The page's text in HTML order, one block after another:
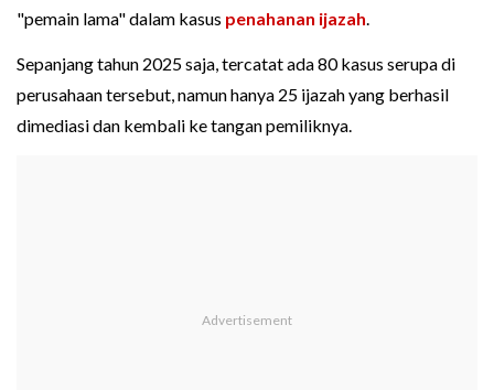
"pemain lama" dalam kasus penahanan ijazah.
Sepanjang tahun 2025 saja, tercatat ada 80 kasus serupa di
perusahaan tersebut, namun hanya 25 ijazah yang berhasil
dimediasi dan kembali ke tangan pemiliknya.